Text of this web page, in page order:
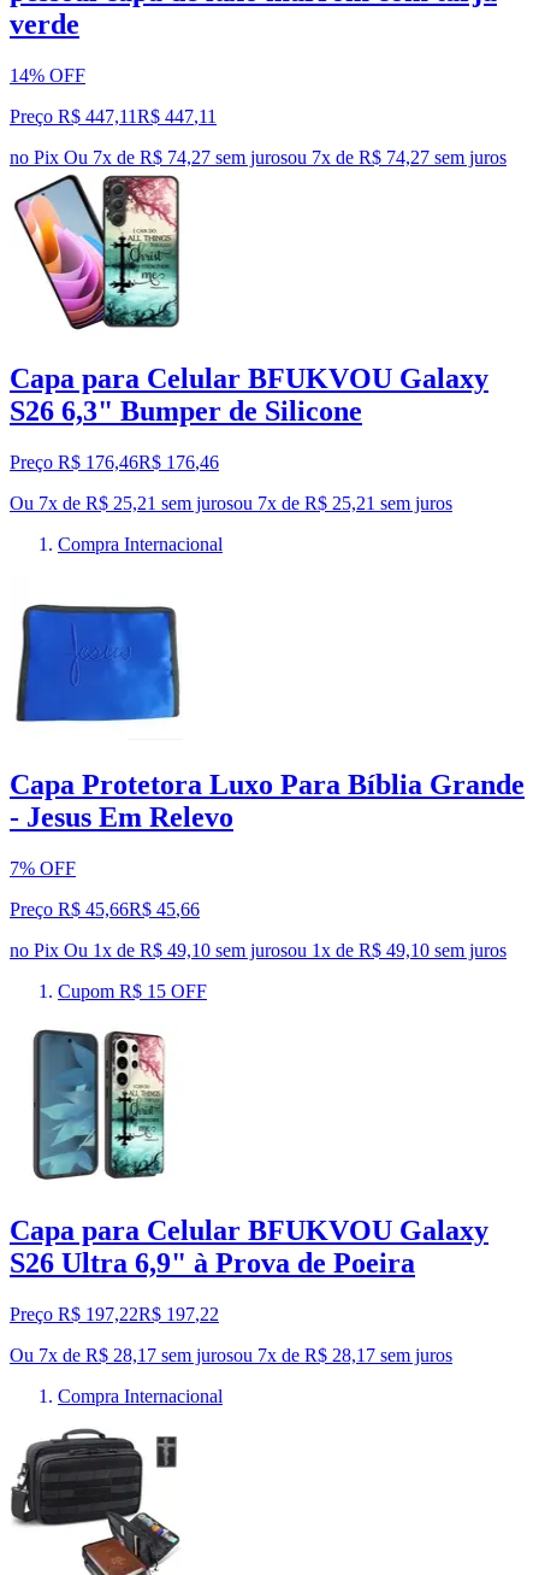
verde
14% OFF
Preço R$ 447,11R$ 447,11
no Pix Ou 7x de R$ 74,27 sem jurosou 7x de R$ 74,27 sem juros
Capa para Celular BFUKVOU Galaxy
S26 6,3" Bumper de Silicone
Preço R$ 176,46R$ 176,46
Ou 7x de R$ 25,21 sem jurosou 7x de R$ 25,21 sem juros
Compra Internacional
Capa Protetora Luxo Para Bíblia Grande
- Jesus Em Relevo
7% OFF
Preço R$ 45,66R$ 45,66
no Pix Ou 1x de R$ 49,10 sem jurosou 1x de R$ 49,10 sem juros
Cupom R$ 15 OFF
Capa para Celular BFUKVOU Galaxy
S26 Ultra 6,9" à Prova de Poeira
Preço R$ 197,22R$ 197,22
Ou 7x de R$ 28,17 sem jurosou 7x de R$ 28,17 sem juros
Compra Internacional